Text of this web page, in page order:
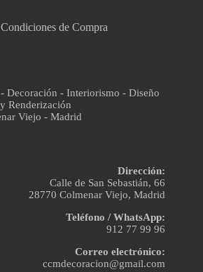
de Compra
Decoración - Interiorismo - Diseño
Renderización
Viejo - Madrid
Dirección:
Calle de San Sebastián, 66
28770 Colmenar Viejo, Madrid
Teléfono / WhatsApp:
912 77 99 96
Correo electrónico:
ccmdecoracion@gmail.com